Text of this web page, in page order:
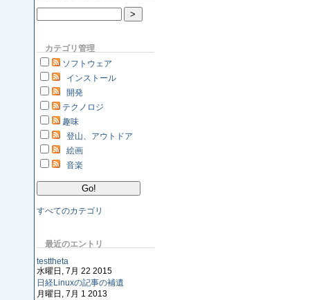
カテゴリ管理
ソフトウェア
インストール
開発
テクノロジ
趣味
登山、アウトドア
絵画
音楽
すべてのカテゴリ
最近のエントリ
testtheta
水曜日, 7月 22 2015
日経Linuxの記事の補遺
月曜日, 7月 1 2013